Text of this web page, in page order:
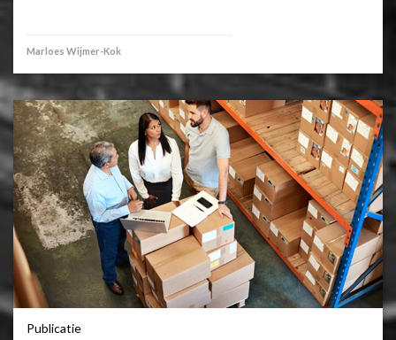
Marloes Wijmer-Kok
Publicatie